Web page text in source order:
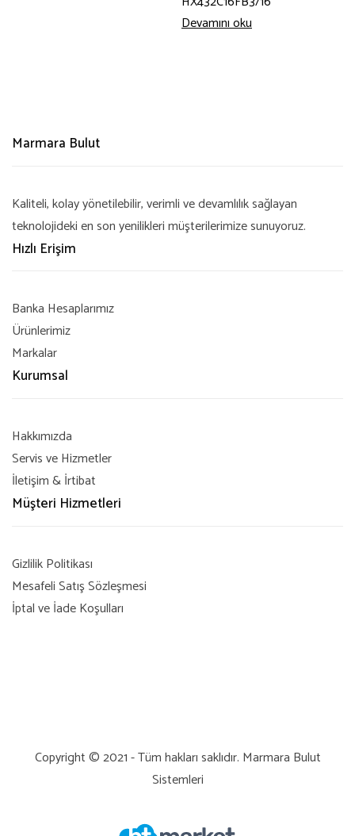
Devamını oku
Marmara Bulut
Kaliteli, kolay yönetilebilir, verimli ve devamlılık sağlayan
teknolojideki en son yenilikleri müşterilerimize sunuyoruz.
Hızlı Erişim
Banka Hesaplarımız
Ürünlerimiz
Markalar
Kurumsal
Hakkımızda
Servis ve Hizmetler
İletişim & İrtibat
Müşteri Hizmetleri
Gizlilik Politikası
Mesafeli Satış Sözleşmesi
İptal ve İade Koşulları
Copyright © 2021 - Tüm hakları saklıdır. Marmara Bulut
Sistemleri